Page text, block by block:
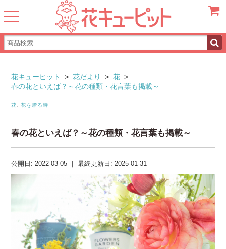
花キューピット > 花だより > 花 >
春の花といえば？～花の種類・花言葉も掲載～
花 ,花を贈る時
春の花といえば？～花の種類・花言葉も掲載～
公開日:2022-03-05 ｜最終更新日:2025-01-31